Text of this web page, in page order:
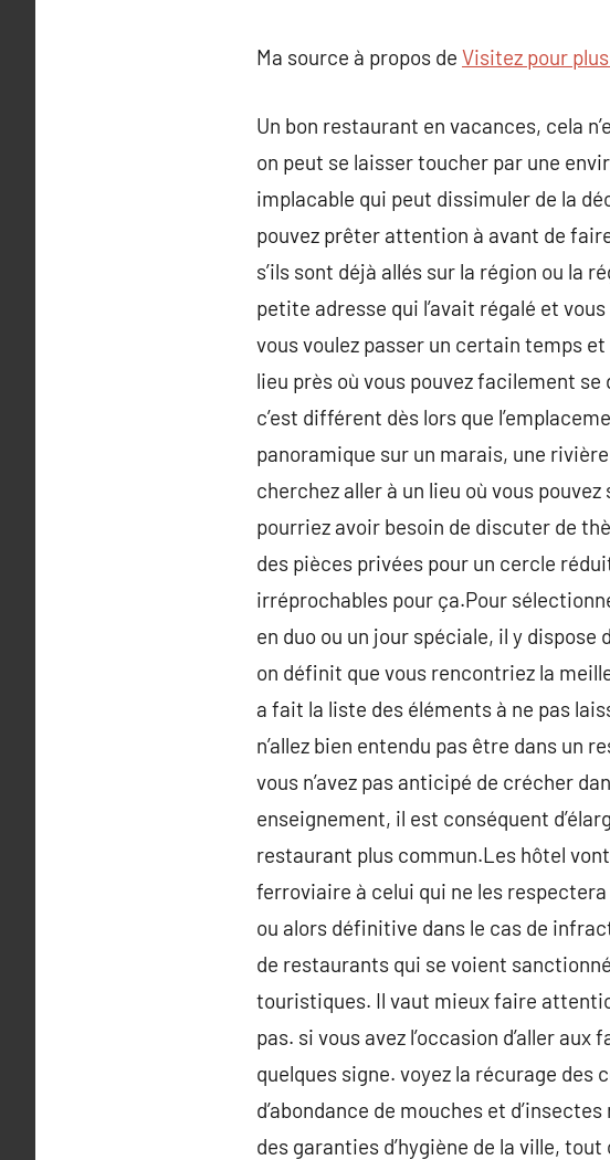
Ma source à propos de Visitez pour
Un bon restaurant en vacances, cela
on peut se laisser toucher par une
implacable qui peut dissimuler de la
pouvez prêter attention à avant de
s’ils sont déjà allés sur la région ou la
petite adresse qui l’avait régalé et
vous voulez passer un certain temps
lieu près où vous pouvez facilement
c’est différent dès lors que
panoramique sur un marais, une
cherchez aller à un lieu où vous
pourriez avoir besoin de discuter de
des pièces privées pour un cercle
irréprochables pour ça.Pour
en duo ou un jour spéciale, il y
on définit que vous rencontriez la
a fait la liste des éléments à ne pas
n’allez bien entendu pas être dans un
vous n’avez pas anticipé de crécher
enseignement, il est conséquent
restaurant plus commun.Les hôtel
ferroviaire à celui qui ne les
ou alors définitive dans le cas de
de restaurants qui se voient
touristiques. Il vaut mieux faire
pas. si vous avez l’occasion d’aller
quelques signe. voyez la récurage des
d’abondance de mouches et
des garanties d’hygiène de la ville,